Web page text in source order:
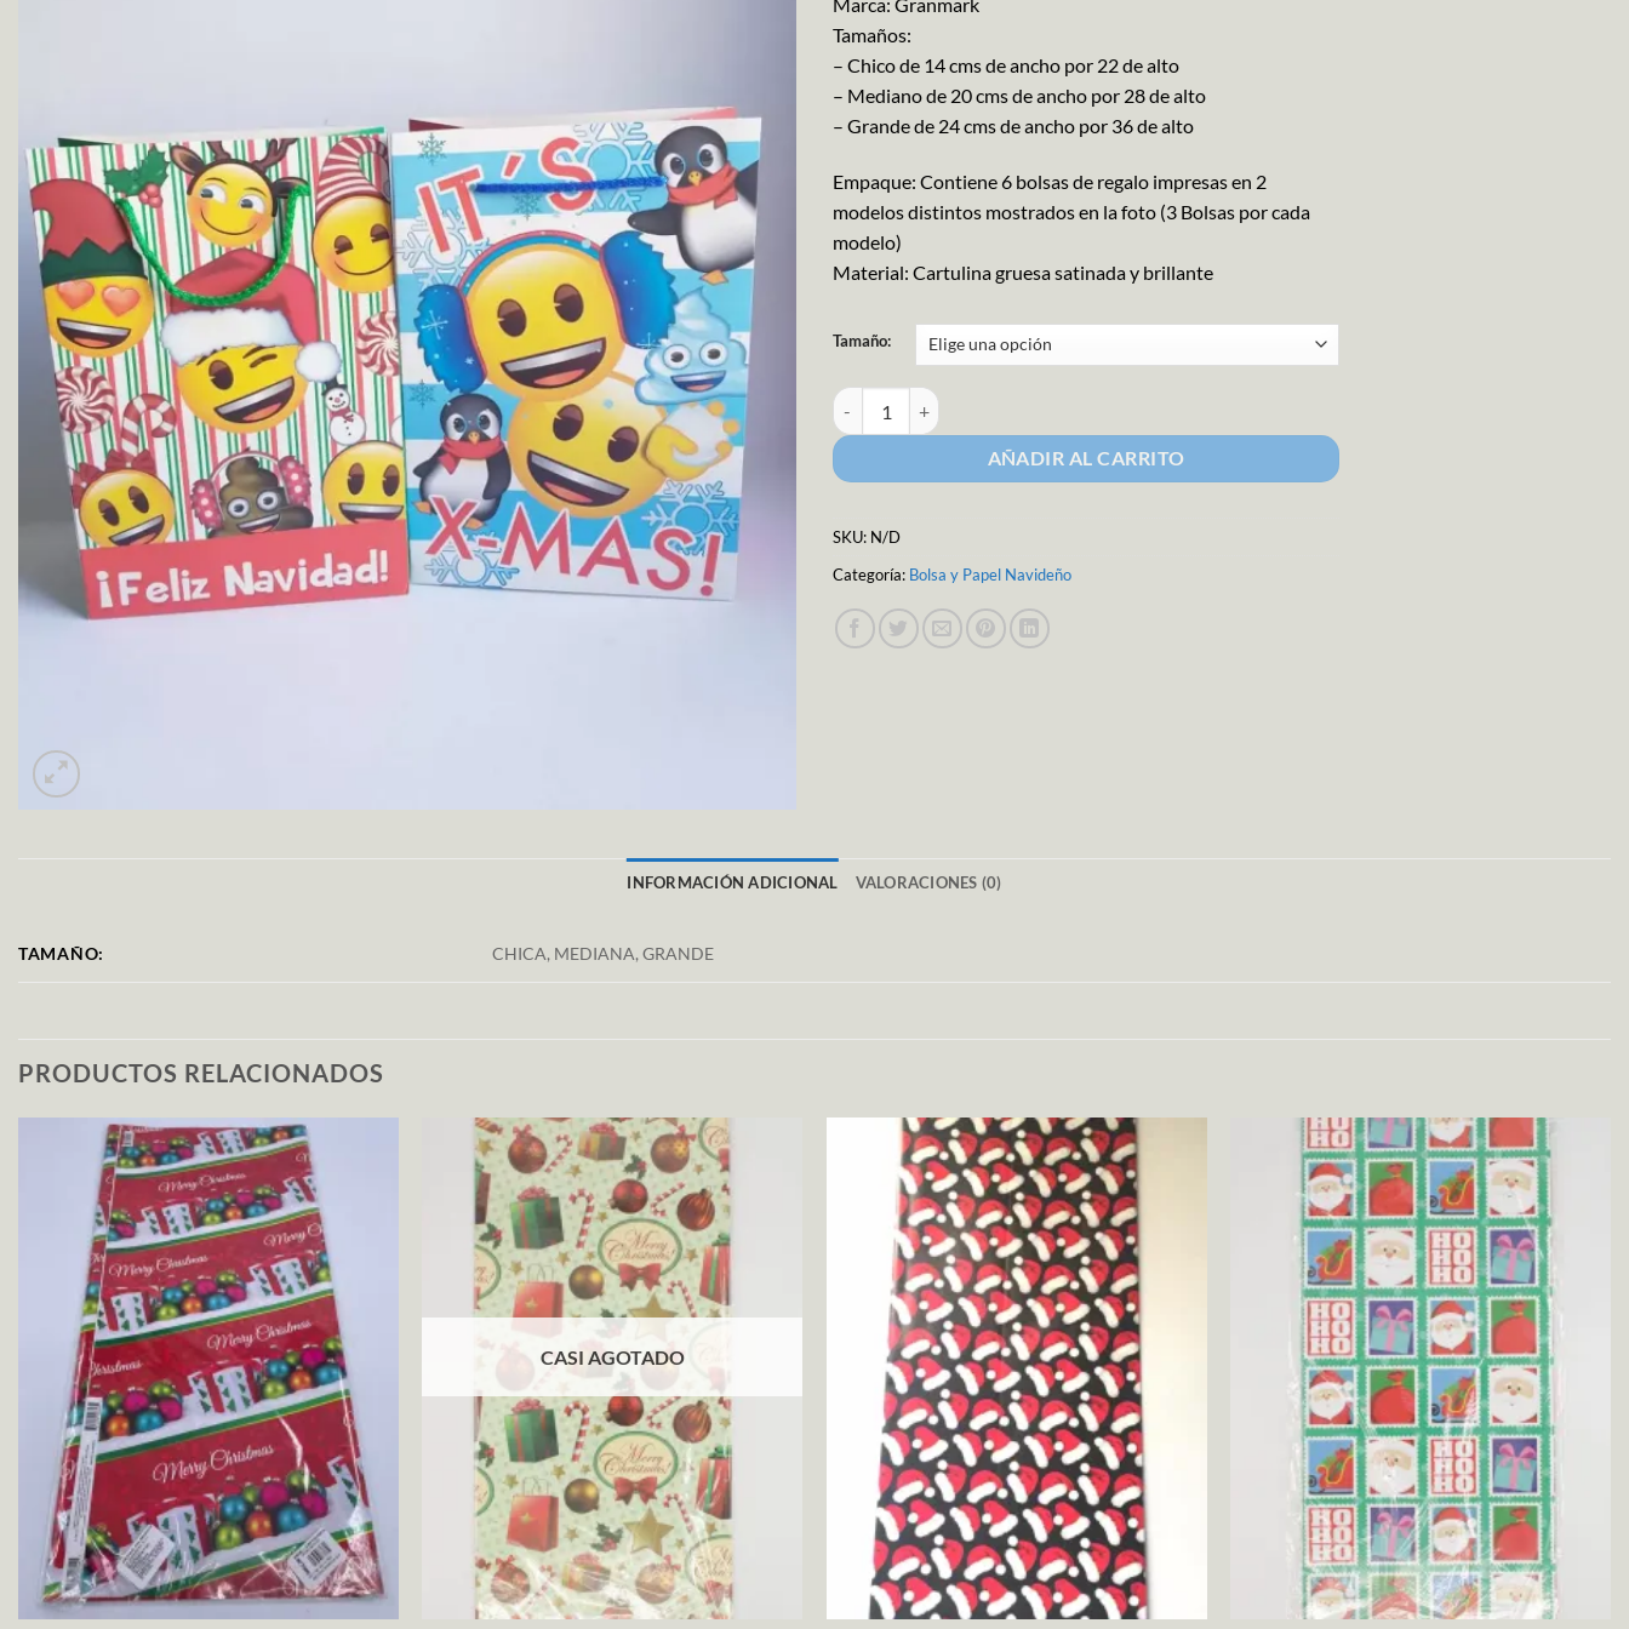
Marca: Granmark
Tamaños:
– Chico de 14 cms de ancho por 22 de alto
– Mediano de 20 cms de ancho por 28 de alto
– Grande de 24 cms de ancho por 36 de alto
Empaque: Contiene 6 bolsas de regalo impresas en 2
modelos distintos mostrados en la foto (3 Bolsas por cada
modelo)
Material: Cartulina gruesa satinada y brillante
Tamaño:
Bolsa de Regalo Navideña M-5186 cantidad
AÑADIR AL CARRITO
SKU: N/D
Categoría: Bolsa y Papel Navideño
INFORMACIÓN ADICIONAL VALORACIONES (0)
TAMAÑO: CHICA, MEDIANA, GRANDE
PRODUCTOS RELACIONADOS
CASI AGOTADO